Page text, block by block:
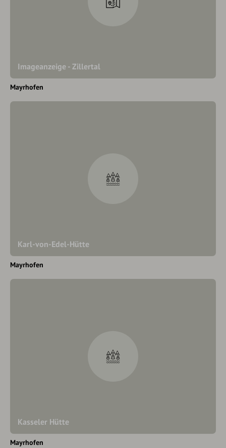
Imageanzeige - Zillertal
Mayrhofen
Karl-von-Edel-Hütte
Mayrhofen
Kasseler Hütte
Mayrhofen